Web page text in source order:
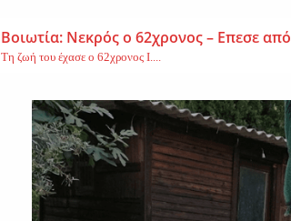
Βοιωτία: Νεκρός ο 62χρονος – Επεσε
Τη ζωή του έχασε ο 62χρονος Ι....
Εφυγε από τη ζωή η μοναχή Ευπραξία
Εκοιμήθη η μοναχή Ευπραξία (Κουκουλούδη), σε ηλικία...
Νέο εργατικό δυστύχημα-Νεκρός
Τη ζωή του έχασε ένας 59χρονος εργάτης,...